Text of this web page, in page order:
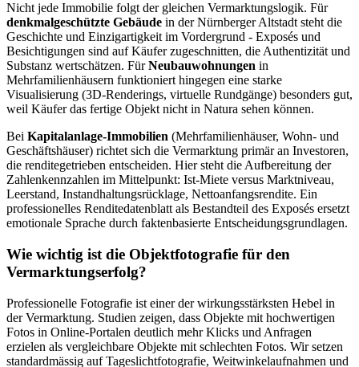
Nicht jede Immobilie folgt der gleichen Vermarktungslogik. Für
denkmalgeschützte Gebäude in der Nürnberger Altstadt steht die
Geschichte und Einzigartigkeit im Vordergrund - Exposés und
Besichtigungen sind auf Käufer zugeschnitten, die Authentizität und
Substanz wertschätzen. FürNeubauwohnungen in
Mehrfamilienhäusern funktioniert hingegen eine starke
Visualisierung (3D-Renderings, virtuelle Rundgänge) besonders gut,
weil Käufer das fertige Objekt nicht in Natura sehen können.
Bei Kapitalanlage-Immobilien (Mehrfamilienhäuser, Wohn- und
Geschäftshäuser) richtet sich die Vermarktung primär an Investoren,
die renditegetrieben entscheiden. Hier steht die Aufbereitung der
Zahlenkennzahlen im Mittelpunkt: Ist-Miete versus Marktniveau,
Leerstand, Instandhaltungsrücklage, Nettoanfangsrendite. Ein
professionelles Renditedatenblatt als Bestandteil des Exposés ersetzt
emotionale Sprache durch faktenbasierte Entscheidungsgrundlagen.
Wie wichtig ist die Objektfotografie für den
Vermarktungserfolg?
Professionelle Fotografie ist einer der wirkungsstärksten Hebel in
der Vermarktung. Studien zeigen, dass Objekte mit hochwertigen
Fotos in Online-Portalen deutlich mehr Klicks und Anfragen
erzielen als vergleichbare Objekte mit schlechten Fotos. Wir setzen
standardmässig auf Tageslichtfotografie, Weitwinkelaufnahmen und